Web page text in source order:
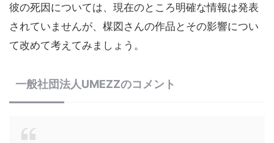
彼の死因については、現在のところ明確な情報は発表
されていませんが、楳図さんの作品とその影響につい
て改めて考えてみましょう。
一般社団法人UMEZZのコメント